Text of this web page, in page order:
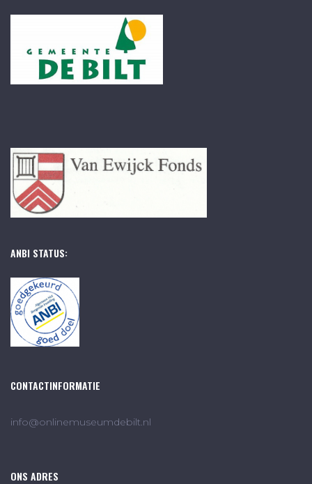
ANBI STATUS:
CONTACTINFORMATIE
info@onlinemuseumdebilt.nl
ONS ADRES